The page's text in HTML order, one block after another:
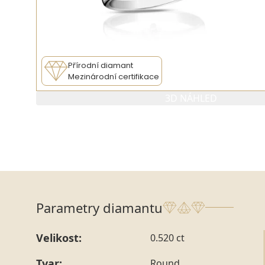
Přírodní diamant
Mezinárodní certifikace
Parametry diamantu
Velikost: 0.520 ct